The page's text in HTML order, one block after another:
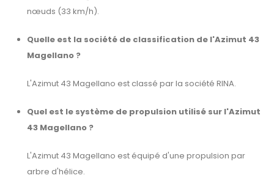
nœuds (33 km/h).
Quelle est la société de classification de l'Azimut 43
Magellano ?
L'Azimut 43 Magellano est classé par la société RINA.
Quel est le système de propulsion utilisé sur l'Azimut
43 Magellano ?
L'Azimut 43 Magellano est équipé d'une propulsion par
arbre d'hélice.